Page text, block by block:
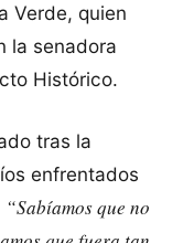
Verde, quien
la senadora
Histórico.
tras la
enfrentados
“Sabíamos que no